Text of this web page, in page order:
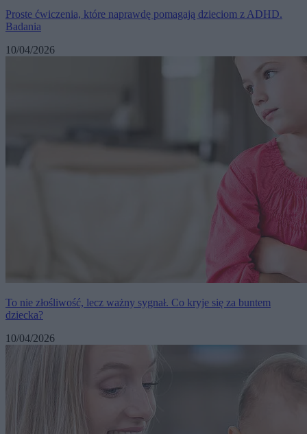
Proste ćwiczenia, które naprawdę pomagają dzieciom z ADHD.
Badania
10/04/2026
To nie złośliwość, lecz ważny sygnał. Co kryje się za buntem
dziecka?
10/04/2026